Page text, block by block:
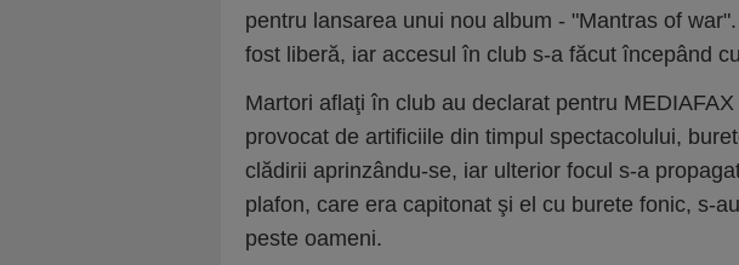
pentru lansarea unui nou album - "Mantras of
fost liberă, iar accesul în club s-a făcut începând
Martori aflaţi în club au declarat pentru
provocat de artificiile din timpul spectacolului,
clădirii aprinzându-se, iar ulterior focul s-a
plafon, care era capitonat şi el cu burete fonic, s-
peste oameni.